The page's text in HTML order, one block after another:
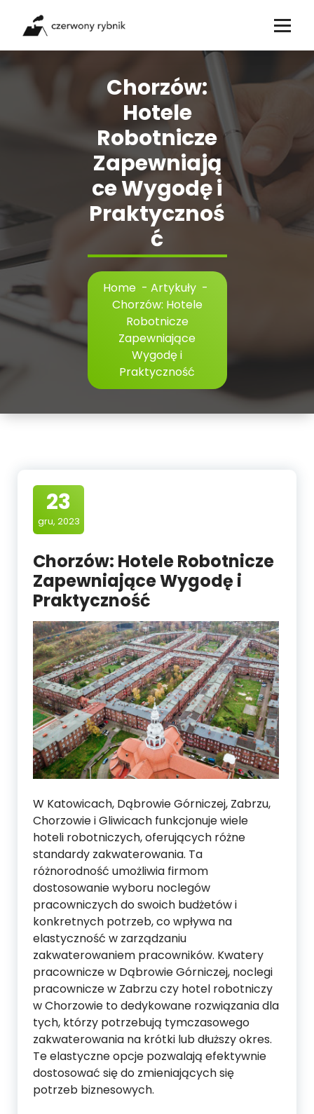
content
Chorzów:
Hotele
Robotnicze
Zapewniają
ce Wygodę i
Praktycznoś
ć
Home - Artykuły -
Chorzów: Hotele
Robotnicze
Zapewniające
Wygodę i
Praktyczność
23
gru, 2023
Chorzów: Hotele Robotnicze
Zapewniające Wygodę i
Praktyczność
W Katowicach, Dąbrowie Górniczej, Zabrzu,
Chorzowie i Gliwicach funkcjonuje wiele
hoteli robotniczych, oferujących różne
standardy zakwaterowania. Ta
różnorodność umożliwia firmom
dostosowanie wyboru noclegów
pracowniczych do swoich budżetów i
konkretnych potrzeb, co wpływa na
elastyczność w zarządzaniu
zakwaterowaniem pracowników. Kwatery
pracownicze w Dąbrowie Górniczej, noclegi
pracownicze w Zabrzu czy hotel robotniczy
w Chorzowie to dedykowane rozwiązania dla
tych, którzy potrzebują tymczasowego
zakwaterowania na krótki lub dłuższy okres.
Te elastyczne opcje pozwalają efektywnie
dostosować się do zmieniających się
potrzeb biznesowych.